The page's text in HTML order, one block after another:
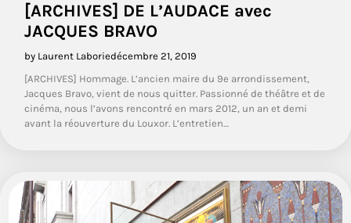
[ARCHIVES] DE L’AUDACE avec
JACQUES BRAVO
by Laurent Laboriedécembre 21, 2019
[ARCHIVES] Hommage. L’ancien maire du 9e arrondissement,
Jacques Bravo, vient de nous quitter. Passionné de théâtre et de
cinéma, nous l’avons rencontré en mars 2012, un an et demi
avant la réouverture du Louxor. L’entretien…